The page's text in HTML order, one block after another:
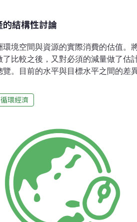
結構性討論
環境空間與資源的實際消費的估值。
了比較之後，又對必須的減量做了估
。目前的水平與目標水平之間的差
空間跟永續使用水平做一比較。一
此北歐要達到永續性就更緩慢、更艱
量卻是歐聯的175%。在「永續歐洲運
劃了結構性的討論大綱。各國環保團
、政策制定者、非政府組織等）的關
在各相關的經濟方面消除永續差距之
源的減少與再分配方面，我們不建議採
循環經濟